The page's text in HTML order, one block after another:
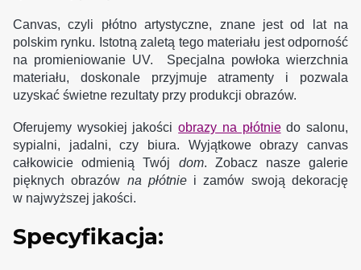
Canvas, czyli płótno artystyczne, znane jest od lat na
polskim rynku. Istotną zaletą tego materiału jest odporność
na promieniowanie UV. Specjalna powłoka wierzchnia
materiału, doskonale przyjmuje atramenty i pozwala
uzyskać świetne rezultaty przy produkcji obrazów.
Oferujemy wysokiej jakościobrazy na płótniedo salonu,
sypialni, jadalni, czy biura. Wyjątkowe obrazy canvas
całkowicie odmienią Twój dom. Zobacz nasze galerie
pięknych obrazów na płótniei zamów swoją dekorację
w najwyższej jakości.
Specyfikacja: